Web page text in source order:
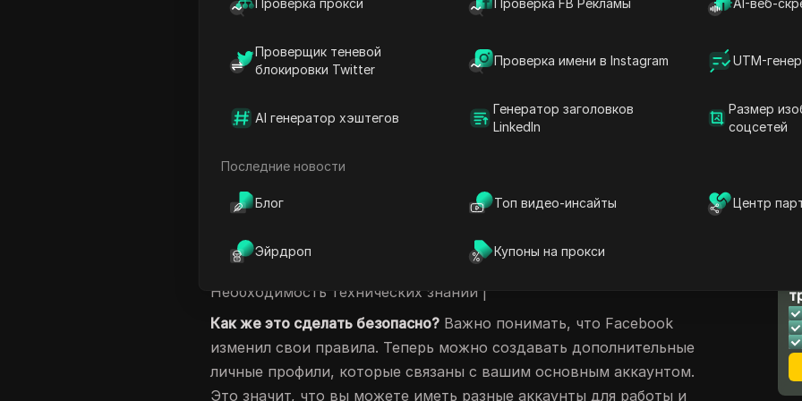
Проверка прокси Проверка FB Рекламы AI-веб-
Проверщик теневой
блокировки Twitter
Проверка имени в Instagram UTM-
AI генератор хэштегов
Генератор заголовков
LinkedIn
Размер
соцсетей
Последние новости
Блог Топ видео-инсайты Центр
Эйрдроп Купоны на прокси
Вы когда-нибудь задумывались, как сложно управлять несколькими
аккаунтами в Facebook?
Особенно, если вы хотите разделить свою личную жизнь и работу. В
интернете. Будь вы маркетологом, владельцем бизнеса или просто
несколькими аккаунтами Facebook становится необходимостью.
| Преимущества управления несколькими аккаунтами | Недостатки
информации | Сложность в управлении | | Тестирование рекламы |
Риск блокировки аккаунта | | Разделение работы и личной жизни |
Необходимость технических знаний |
Как же это сделать безопасно? Важно понимать, что Facebook
изменил свои правила. Теперь можно создавать дополнительные
личные профили, которые связаны с вашим основным аккаунтом.
Это значит, что вы можете иметь разные аккаунты для работы и